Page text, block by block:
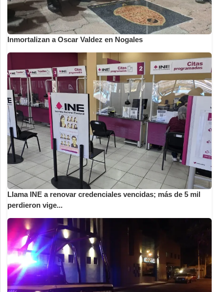
Inmortalizan a Oscar Valdez en Nogales
Llama INE a renovar credenciales vencidas; más de 5 mil
perdieron vige...